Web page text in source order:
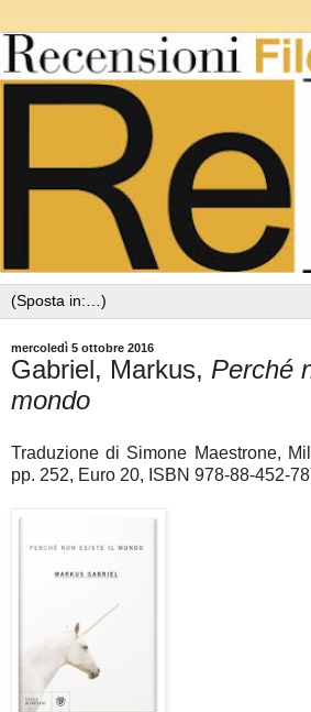
mercoledì 5 ottobre 2016
Gabriel, Markus, Perché
mondo
Traduzione di Simone Maestrone,
pp. 252, Euro 20, ISBN 978-88-452-